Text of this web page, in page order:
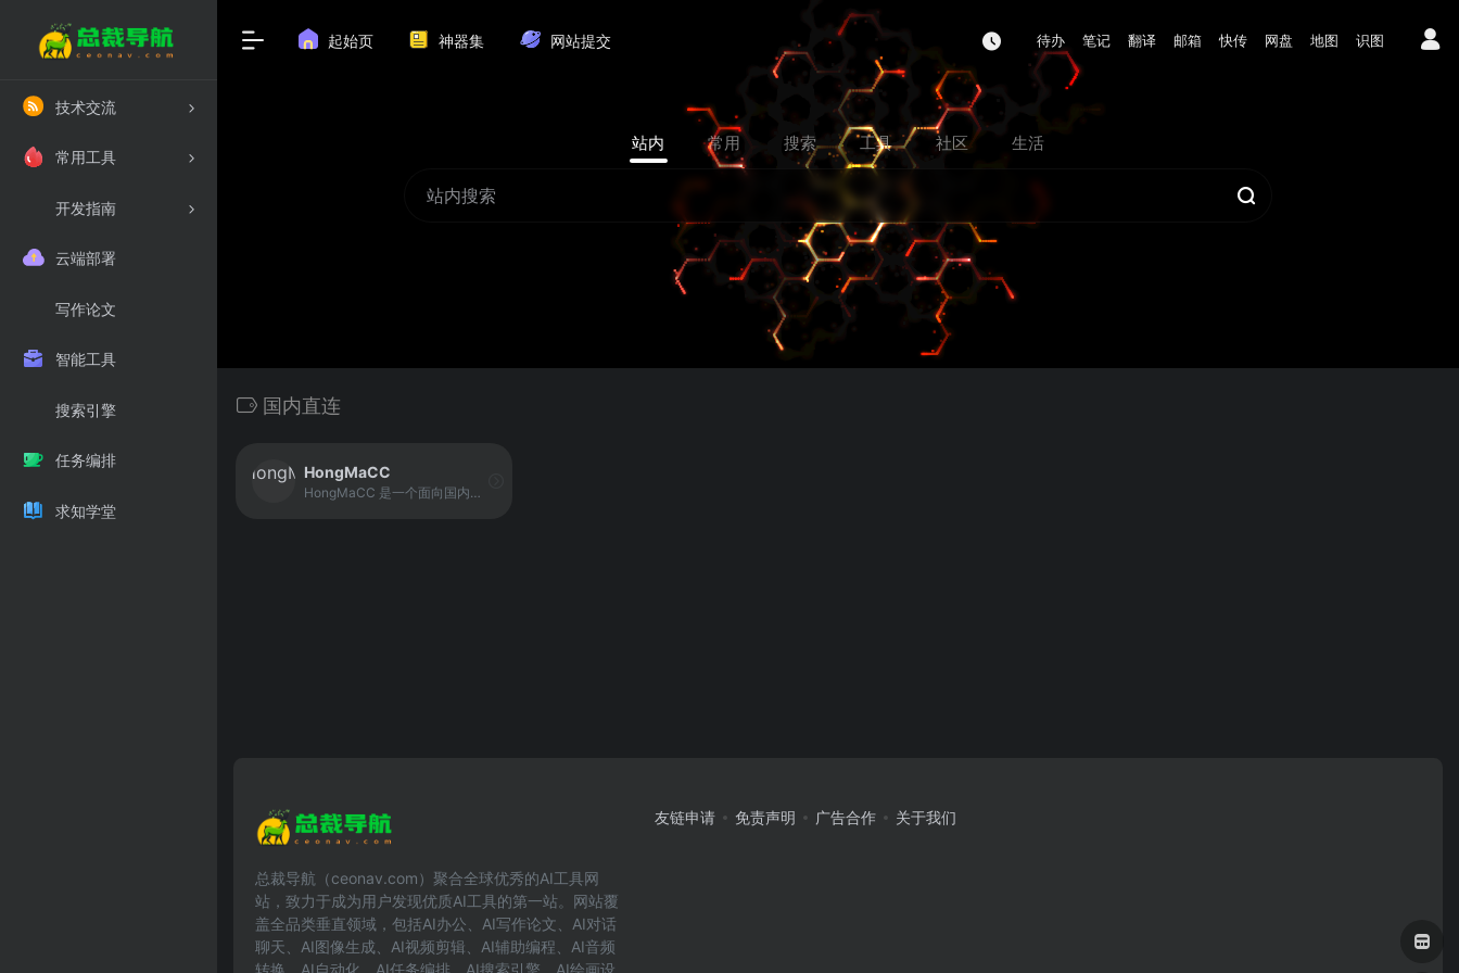
技术交流
常用工具
开发指南
云端部署
写作论文
智能工具
搜索引擎
任务编排
求知学堂
起始页 神器集 网站提交 待办 笔记 翻译 邮箱 快传 网盘 地图 识图
站内 常用 搜索 工具 社区 生活
国内直连
HongMaCC
HongMaCC 是一个面向国内开发者的 AI API 中转服务平台，提供企业级稳定性和极速响应能力。平台聚合国内直连的 Claude Code、Codex、Gemini 等模型，通过分布式架构和智能路由优化，保障 99.9% 的可用性和毫秒级响应速度。
总裁导航（ceonav.com）聚合全球优秀的AI工具网
站，致力于成为用户发现优质AI工具的第一站。网站覆
盖全品类垂直领域，包括AI办公、AI写作论文、AI对话
聊天、AI图像生成、AI视频剪辑、AI辅助编程、AI音频
转换、AI自动化、AI任务编排、AI搜索引擎、AI绘画设
友链申请 免责声明 广告合作 关于我们